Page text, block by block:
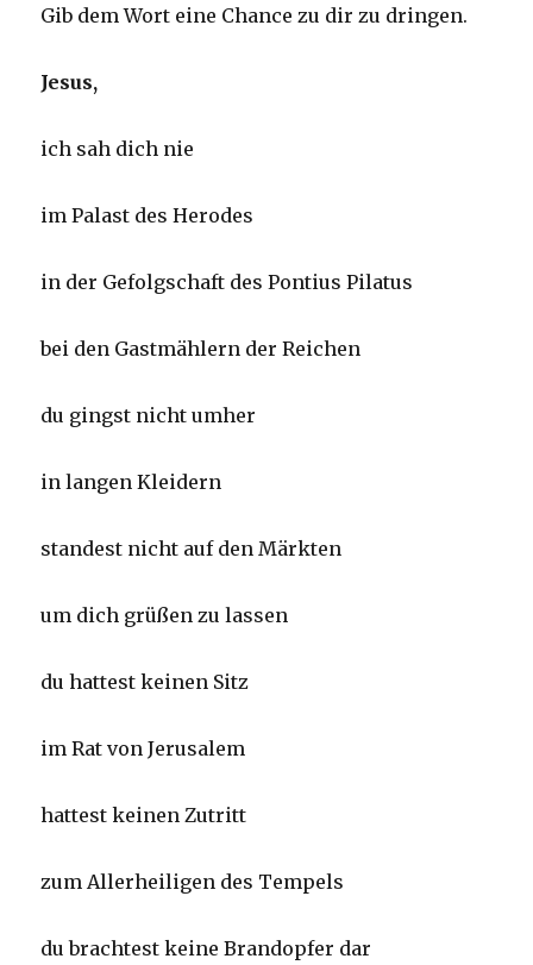
Gib dem Wort eine Chance zu dir zu dringen.
Jesus,
ich sah dich nie
im Palast des Herodes
in der Gefolgschaft des Pontius Pilatus
bei den Gastmählern der Reichen
du gingst nicht umher
in langen Kleidern
standest nicht auf den Märkten
um dich grüßen zu lassen
du hattest keinen Sitz
im Rat von Jerusalem
hattest keinen Zutritt
zum Allerheiligen des Tempels
du brachtest keine Brandopfer dar